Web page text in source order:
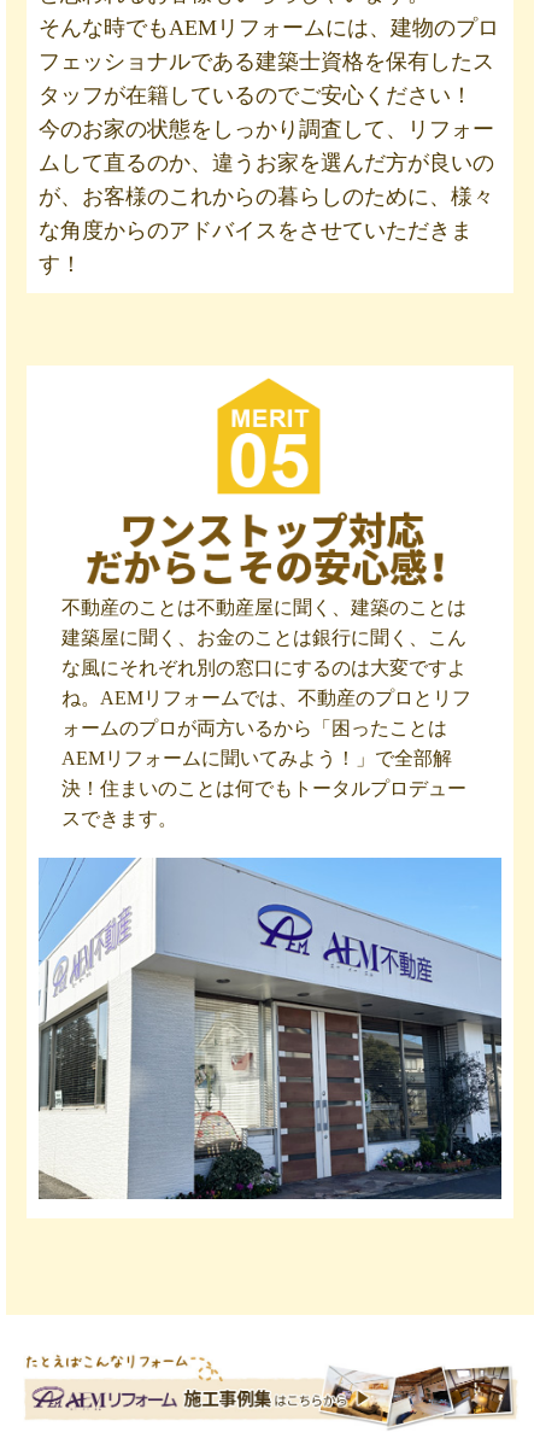
そんな時でもAEMリフォームには、建物のプロ
フェッショナルである建築士資格を保有したス
タッフが在籍しているのでご安心ください！
今のお家の状態をしっかり調査して、リフォー
ムして直るのか、違うお家を選んだ方が良いの
が、お客様のこれからの暮らしのために、様々
な角度からのアドバイスをさせていただきま
す！
不動産のことは不動産屋に聞く、建築のことは
建築屋に聞く、お金のことは銀行に聞く、こん
な風にそれぞれ別の窓口にするのは大変ですよ
ね。AEMリフォームでは、不動産のプロとリフ
ォームのプロが両方いるから「困ったことは
AEMリフォームに聞いてみよう！」で全部解
決！住まいのことは何でもトータルプロデュー
スできます。